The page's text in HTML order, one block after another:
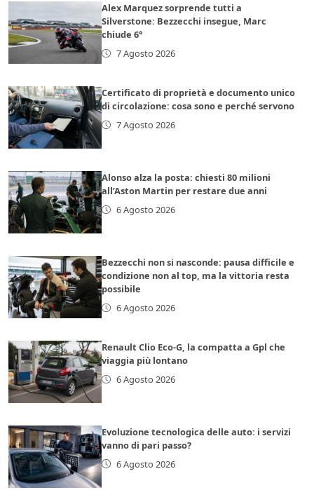
Alex Marquez sorprende tutti a
Silverstone: Bezzecchi insegue, Marc
chiude 6°
7 Agosto 2026
Certificato di proprietà e documento unico
di circolazione: cosa sono e perché servono
7 Agosto 2026
Alonso alza la posta: chiesti 80 milioni
all’Aston Martin per restare due anni
6 Agosto 2026
Bezzecchi non si nasconde: pausa difficile e
condizione non al top, ma la vittoria resta
possibile
6 Agosto 2026
Renault Clio Eco-G, la compatta a Gpl che
viaggia più lontano
6 Agosto 2026
Evoluzione tecnologica delle auto: i servizi
vanno di pari passo?
6 Agosto 2026